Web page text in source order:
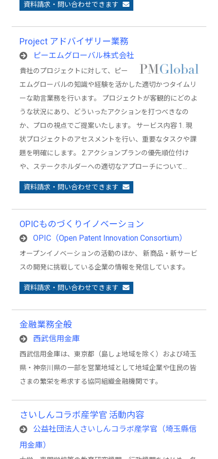
資料請求・問い合わせできます
Project アドバイザリー業務
ピーエムグローバル株式会社
貴社のプロジェクトに対して、ピー
エムグローバルの知識や経験を活かした適切かつタイムリ
ーな助言業務を行います。 プロジェクトが客観的にどのよ
うな状況にあり、どういったアクションを打つべきなの
か、プロの視点でご提案いたします。 サービス内容 1. 現
状プロジェクトのアセスメントを行い、重要なタスクや課
題を明確にします。 2.アクションプランの優先順位付け
や、ステークホルダーへの適切なアプローチについて…
資料請求・問い合わせできます
OPICものづくりイノベーション
OPIC（Open Patent Innovation Consortium）
オープンイノベーションの活動のほか、 新商品・新サービ
スの開発に挑戦している企業の情報を発信しています。
資料請求・問い合わせできます
金融業務全般
西武信用金庫
西武信用金庫は、東京都（島しょ地域を除く）および埼玉
県・神奈川県の一部を営業地域として地域企業や住民の皆
さまの繁栄を希求する協同組織金融機関です。
さいしんコラボ産学官 活動内容
公益社団法人さいしんコラボ産学官（埼玉縣信
用金庫）